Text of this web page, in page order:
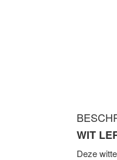
WIT
Deze